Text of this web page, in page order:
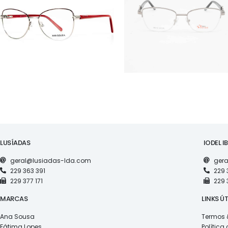
LUSÍADAS
geral@lusiadas-lda.com
229 363 391
229 377 171
IODEL
229
229
MARCAS
Ana Sousa
LINKS
Termos